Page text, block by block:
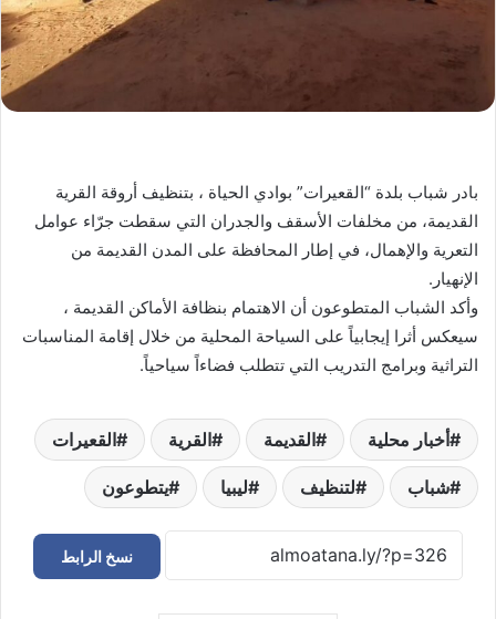
بادر شباب بلدة “القعيرات” بوادي الحياة ، بتنظيف أروقة القرية
القديمة، من مخلفات الأسقف والجدران التي سقطت جرّاء عوامل
التعرية والإهمال، في إطار المحافظة على المدن القديمة من
الإنهيار.
وأكد الشباب المتطوعون أن الاهتمام بنظافة الأماكن القديمة ،
سيعكس أثرا إيجابياً على السياحة المحلية من خلال إقامة المناسبات
التراثية وبرامج التدريب التي تتطلب فضاءاً سياحياً.
أخبار محلية القديمة القرية القعيرات
شباب لتنظيف ليبيا يتطوعون
نسخ الرابط